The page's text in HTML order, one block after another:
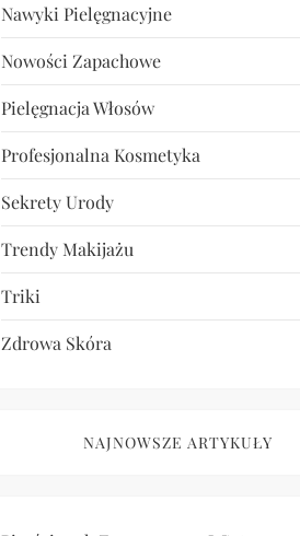
Nawyki Pielęgnacyjne
Nowości Zapachowe
Pielęgnacja Włosów
Profesjonalna Kosmetyka
Sekrety Urody
Trendy Makijażu
Triki
Zdrowa Skóra
NAJNOWSZE ARTYKUŁY